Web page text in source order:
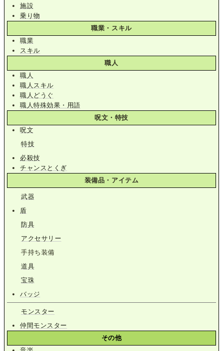
施設
乗り物
職業・スキル
職業
スキル
職人
職人
職人スキル
職人どうぐ
職人特殊効果・用語
呪文・特技
呪文
特技
必殺技
チャンスとくぎ
装備品・アイテム
武器
盾
防具
アクセサリー
手持ち装備
道具
宝珠
バッジ
モンスター
仲間モンスター
その他